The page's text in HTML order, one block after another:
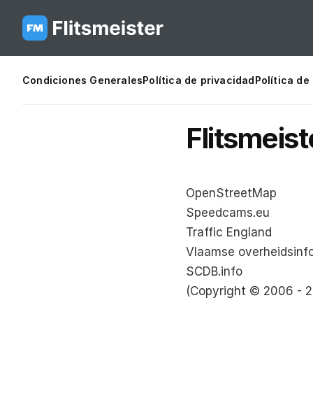
Condiciones GeneralesPolítica de privacidadPolítica de
OpenStreetMap
Speedcams.eu
Traffic England
Vlaamse
SCDB.info
(Copyright © 2006 -